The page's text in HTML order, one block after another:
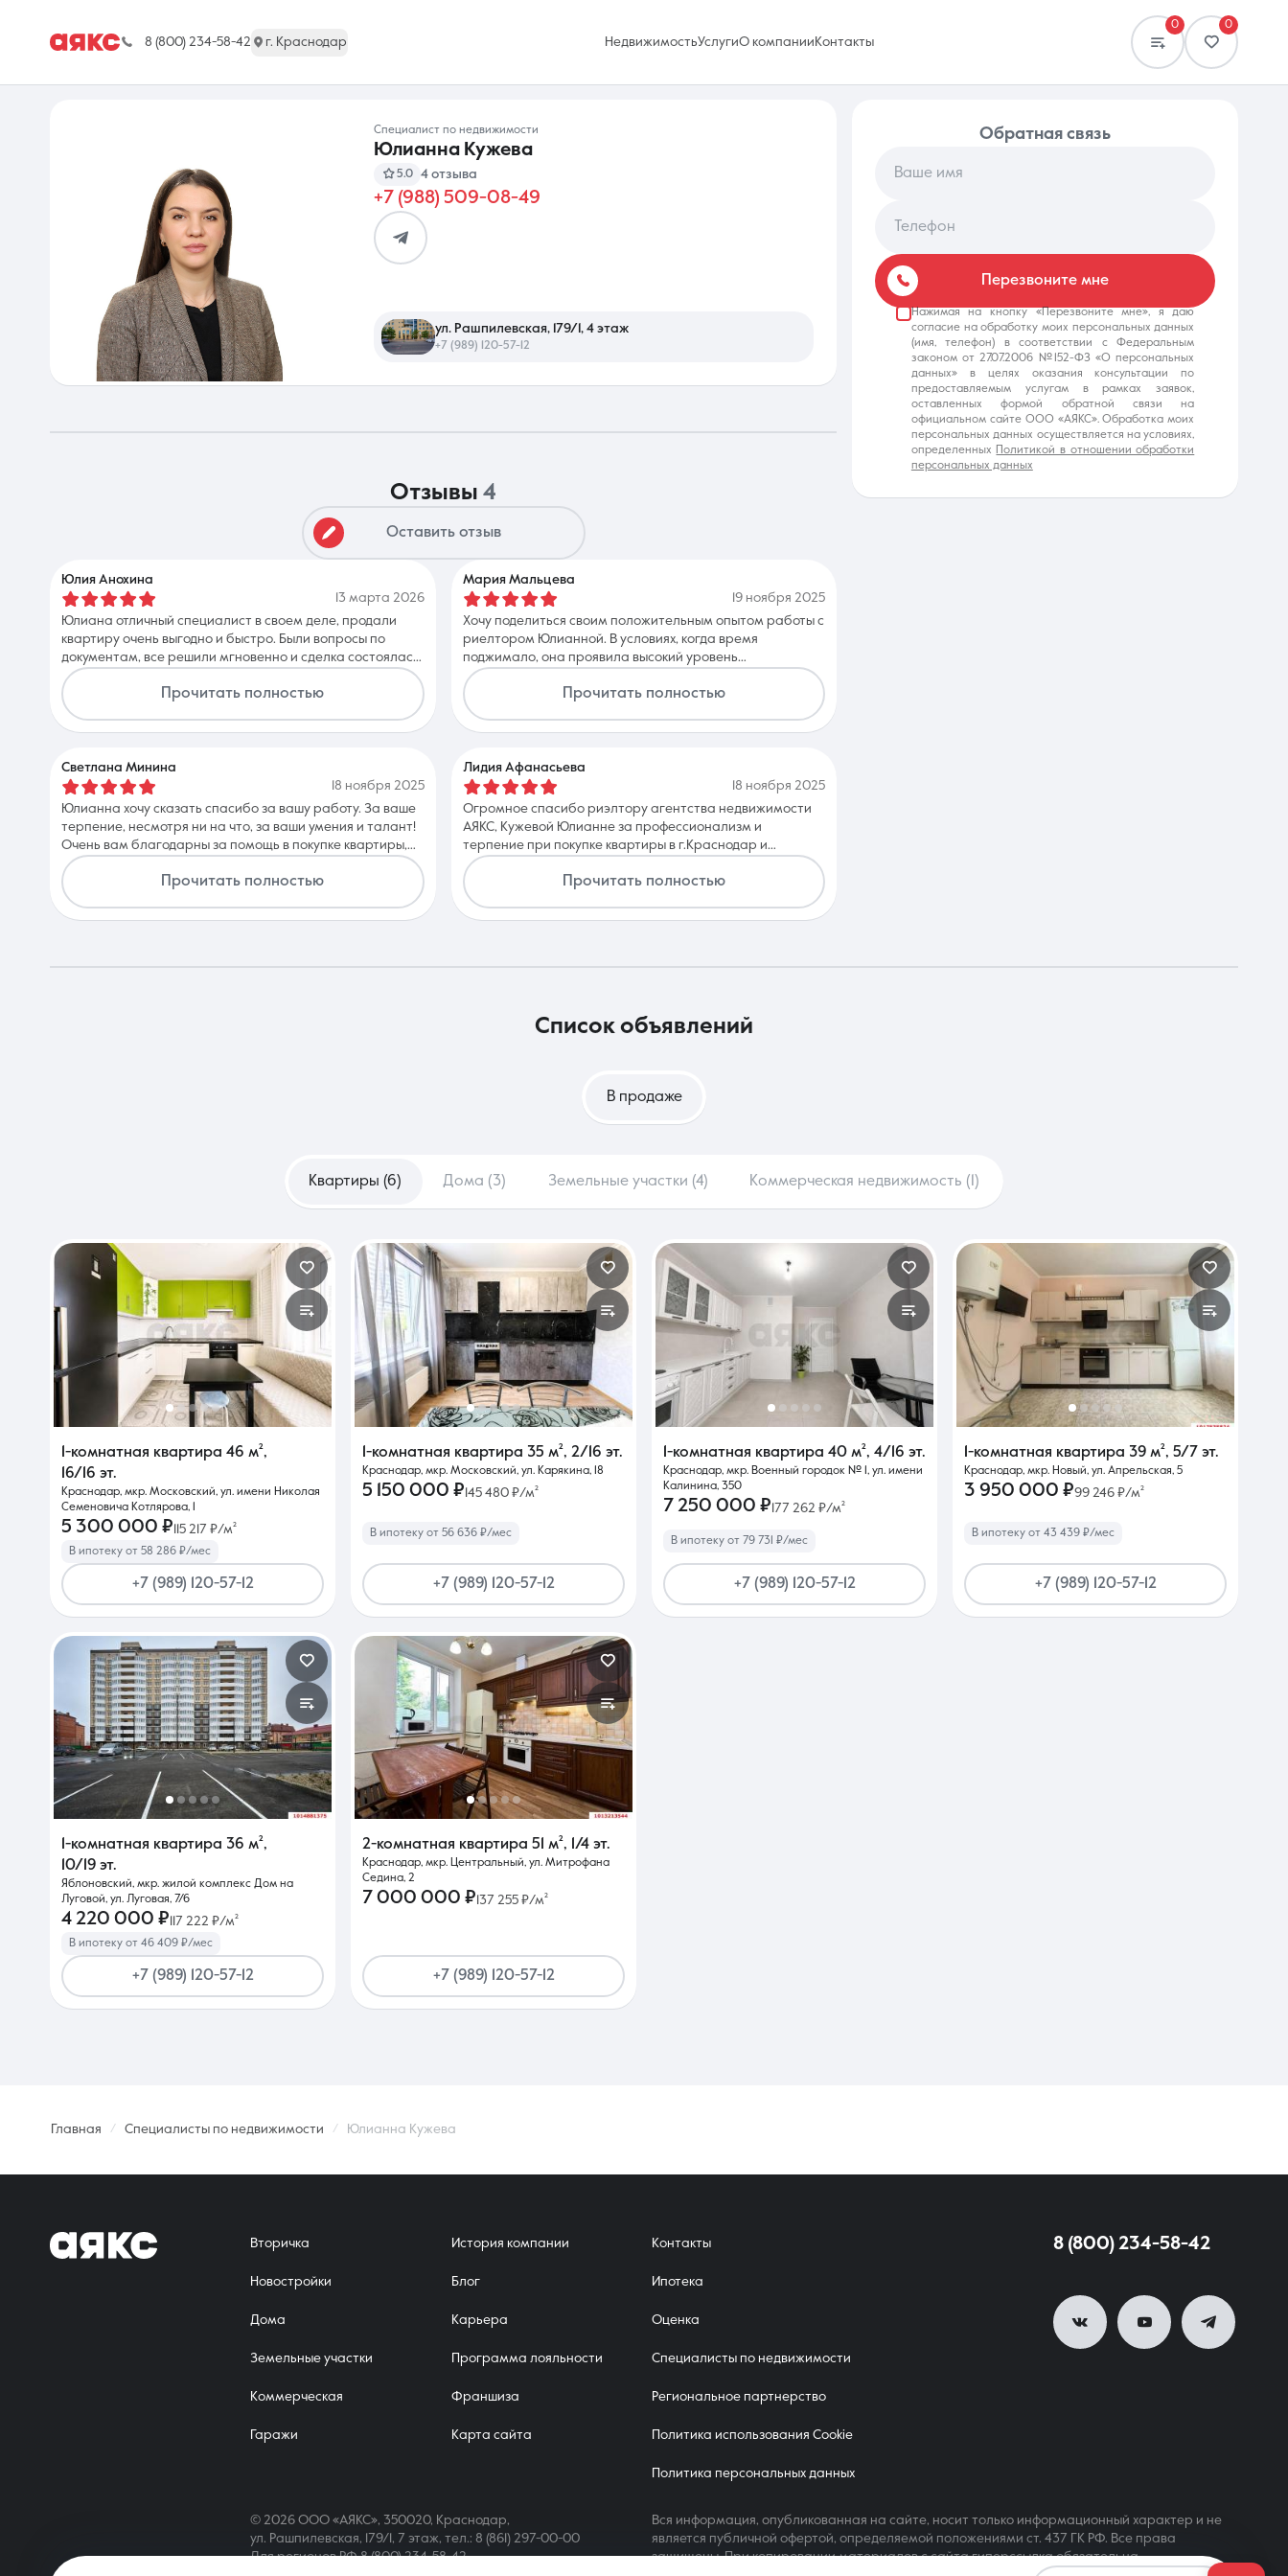
8 (800) 234-58-42 г. Краснодар НедвижимостьУслугиО компании Контакты
0 0
г. Краснодар
Недвижимость
8 (861) 297-00-00
Ежедневно с 08:30 до 20:00
Специалист по недвижимости
Юлианна Кужева
5.0 4 отзыва
+7 (988) 509-08-49
ул. Рашпилевская, 179/1, 4 этаж
+7 (989) 120-57-12
отзывы4
Оставить отзыв
Юлия Анохина
13 марта 2026
Юлиана отличный специалист в своем деле, продали
квартиру очень выгодно и быстро. Были вопросы по
документам, все решили мгновенно и сделка состоялась
в нужный срок
Прочитать полностью
Мария Мальцева
19 ноября 2025
Хочу поделиться своим положительным опытом работы с
риелтором Юлианной. В условиях, когда время
поджимало, она проявила высокий уровень
профессионализма и оперативности. Юлианна
предложила несколько отличных вариантов, которые
соответствовали нашим требованиям, и всегда была на
связи, отвечая на все вопросы. Благодаря её усилиям мы
сделку, с привлечением донора. Особо хочу отметить,
что она компенсировала затраты на повторную
доверенность, что было очень приятно. Рекомендую
Юлианну всем, кто ищет надежного специалиста в сфере
недвижимости!
Прочитать полностью
Светлана Минина
18 ноября 2025
Юлианна хочу сказать спасибо за вашу работу. За ваше
терпение, несмотря ни на что, за ваши умения и талант!
Очень вам благодарны за помощь в покупке квартиры,
вы нашли именно то, что нам было нужно и были с нами
до конца!!! С огромной благодарностью и уважением
семья Мининых ❤️
Прочитать полностью
Лидия Афанасьева
18 ноября 2025
Огромное спасибо риэлтору агентства недвижимости
АЯКС, Кужевой Юлианне за профессионализм и
терпение при покупке квартиры в г.Краснодар и
продаже в г.Челябинск.(живем мы пока в г.Челчбинске)
Всегда была на связи, подробно консультировала по
всем вопросам и помогла пройти через все этапы сделки
быстро и без проблем. Мы очень довольны результатом
наилучшего!
Прочитать полностью
обратная связь
Ваше имя
Телефон
Перезвоните мне
Нажимая на кнопку «Перезвоните мне», я даю
согласие на обработку моих персональных данных
(имя, телефон) в соответствии с Федеральным
законом от 27.07.2006 №152-ФЗ «О персональных
данных» в целях оказания консультации по
предоставляемым услугам в рамках заявок,
оставленных формой обратной связи на
официальном сайте ООО «АЯКС». Обработка моих
персональных данных осуществляется на условиях,
определенных
Политикой в отношении обработки
персональных данных
список объявлений
В продаже
Квартиры (6) Дома (3) Земельные участки (4) Коммерческая недвижимость (1)
1-комнатная квартира 46 м²,
16/16 эт.
Краснодар, мкр. Московский, ул. имени Николая
Семеновича Котлярова, 1
5 300 000 ₽115 217 ₽/м²
В ипотеку от 58 286 ₽/мес
+7 (989) 120-57-12
1-комнатная квартира 35 м², 2/16 эт.
Краснодар, мкр. Московский, ул. Карякина, 18
5 150 000 ₽145 480 ₽/м²
В ипотеку от 56 636 ₽/мес
+7 (989) 120-57-12
1-комнатная квартира 40 м², 4/16 эт.
Краснодар, мкр. Военный городок № 1, ул. имени
Калинина, 350
7 250 000 ₽177 262 ₽/м²
В ипотеку от 79 731 ₽/мес
+7 (989) 120-57-12
1-комнатная квартира 39 м², 5/7 эт.
Краснодар, мкр. Новый, ул. Апрельская, 5
3 950 000 ₽99 246 ₽/м²
В ипотеку от 43 439 ₽/мес
+7 (989) 120-57-12
1-комнатная квартира 36 м²,
10/19 эт.
Яблоновский, мкр. жилой комплекс Дом на
Луговой, ул. Луговая, 7/6
4 220 000 ₽ 117 222 ₽/м²
В ипотеку от 46 409 ₽/мес
+7 (989) 120-57-12
2-комнатная квартира 51 м², 1/4 эт.
Краснодар, мкр. Центральный, ул. Митрофана
Седина, 2
7 000 000 ₽ 137 255 ₽/м²
+7 (989) 120-57-12
Главная Специалисты по недвижимости Юлианна Кужева
Вторичка
Новостройки
Дома
Земельные участки
Коммерческая
Гаражи
История компании
Блог
Карьера
Программа лояльности
Франшиза
Карта сайта
Контакты
Ипотека
Оценка
Специалисты по недвижимости
Региональное партнерство
Политика использования Cookie
Политика персональных данных
8 (800) 234-58-42
© 2026 ООО «АЯКС», 350020, Краснодар,
ул. Рашпилевская, 179/1, 7 этаж,тел.: 8 (861) 297-00-00
Для регионов РФ8 (800) 234-58-42
Вся информация, опубликованная на сайте, носит только информационный характер и не
является публичной офертой, определяемой положениями ст. 437 ГК РФ. Все права
защищены. При копировании материалов с сайта гиперссылка обязательна